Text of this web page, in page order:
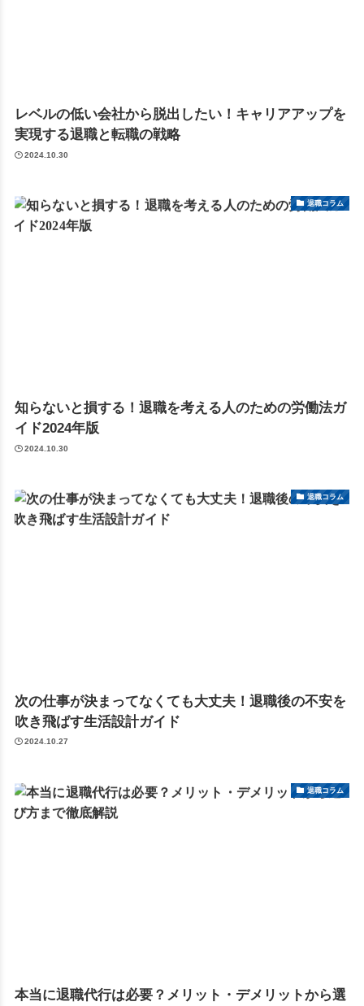
レベルの低い会社から脱出したい！キャリアアップを
実現する退職と転職の戦略
2024.10.30
退職コラム
知らないと損する！退職を考える人のための労働法ガ
イド2024年版
2024.10.30
退職コラム
次の仕事が決まってなくても大丈夫！退職後の不安を
吹き飛ばす生活設計ガイド
2024.10.27
退職コラム
本当に退職代行は必要？メリット・デメリットから選